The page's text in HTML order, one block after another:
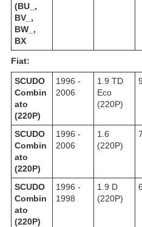
(BU_,
BV_,
BW_,
BX
Fiat:
SCUDO
Combin
ato
(220P)
1996 -
2006
1.9 TD
Eco
(220P)
SCUDO
Combin
ato
(220P)
1996 -
2006
1.6
(220P)
SCUDO
Combin
ato
(220P)
1996 -
1998
1.9 D
(220P)